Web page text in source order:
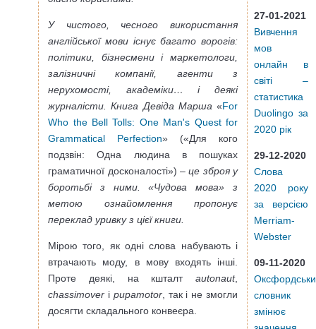
У чистого, чесного використання
англійської мови існує багато ворогів:
політики, бізнесмени і маркетологи,
залізничні компанії, агенти з
нерухомості, академіки… і деякі
журналісти. Книга Девіда Марша «For
Who the Bell Tolls: One Man's Quest for
Grammatical Perfection» («Для кого
подзвін: Одна людина в пошуках
граматичної досконалості») –це зброя у
боротьбі з ними. «Чудова мова» з
метою ознайомлення пропонує
переклад уривку з цієї книги.
Мірою того, як одні слова набувають і
втрачають моду, в мову входять інші.
Проте деякі, на кшталт autonaut,
chassimover і pupamotor, так і не змогли
досягти складального конвеєра.
27-01-2021
Вивчення
мов
онлайн в
світі –
статистика
Duolingo за
2020 рік
29-12-2020
Слова
2020 року
за версією
Merriam-
Webster
09-11-2020
словник
змінює